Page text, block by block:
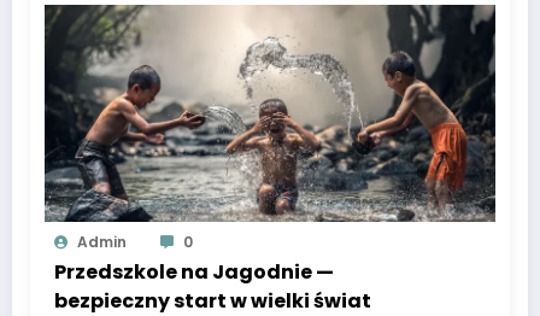
Admin 0
Przedszkole na Jagodnie —
bezpieczny start w wielki świat